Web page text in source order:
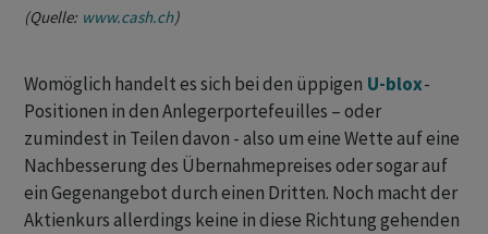
(Quelle: www.cash.ch)
Womöglich handelt es sich bei den üppigen U-blox-
Positionen in den Anlegerportefeuilles – oder
zumindest in Teilen davon - also um eine Wette auf eine
Nachbesserung des Übernahmepreises oder sogar auf
ein Gegenangebot durch einen Dritten. Noch macht der
Aktienkurs allerdings keine in diese Richtung gehenden